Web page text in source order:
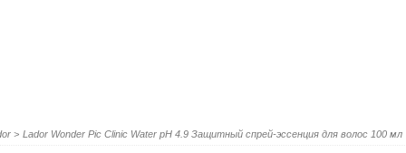
> Lador Wonder Pic Clinic Water pH 4.9 Защитный спрей-эссенция для волос 100 мл